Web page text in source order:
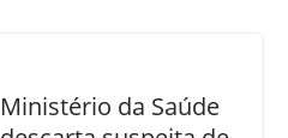
Ministério da Saúde